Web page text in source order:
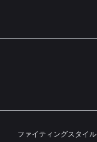
ファイティングスタイル